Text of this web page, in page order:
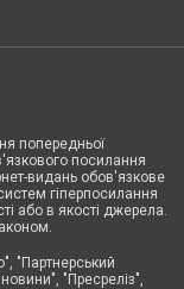
попередньої
посилання
видань обов'язкове
гіперпосилання
або в якості джерела.
"Партнерський
"Пресреліз",